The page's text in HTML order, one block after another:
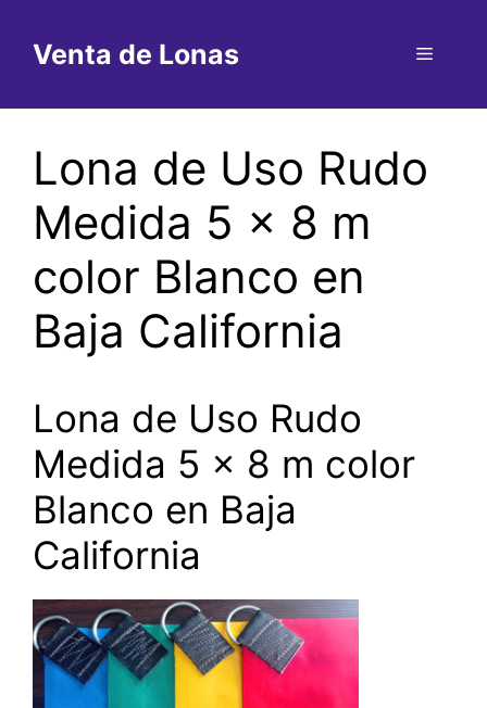
contenido
Venta de Lonas Menú
Lona de Uso Rudo
Medida 5 x 8 m
color Blanco en
Baja California
Lona de Uso Rudo
Medida 5 x 8 m color
Blanco en Baja
California